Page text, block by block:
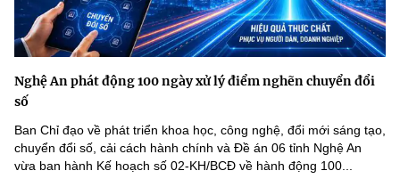
Nghệ An phát động 100 ngày xử lý điểm nghẽn chuyển đổi
số
Ban Chỉ đạo về phát triển khoa học, công nghệ, đổi mới sáng tạo,
chuyển đổi số, cải cách hành chính và Đề án 06 tỉnh Nghệ An
vừa ban hành Kế hoạch số 02-KH/BCĐ về hành động 100...